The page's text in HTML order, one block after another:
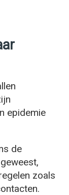
epidemie
de
zoals